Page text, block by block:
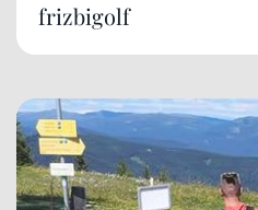
frizbigolf